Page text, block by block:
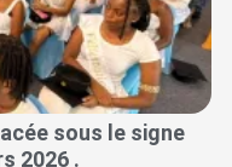
sous le signe
2026 .